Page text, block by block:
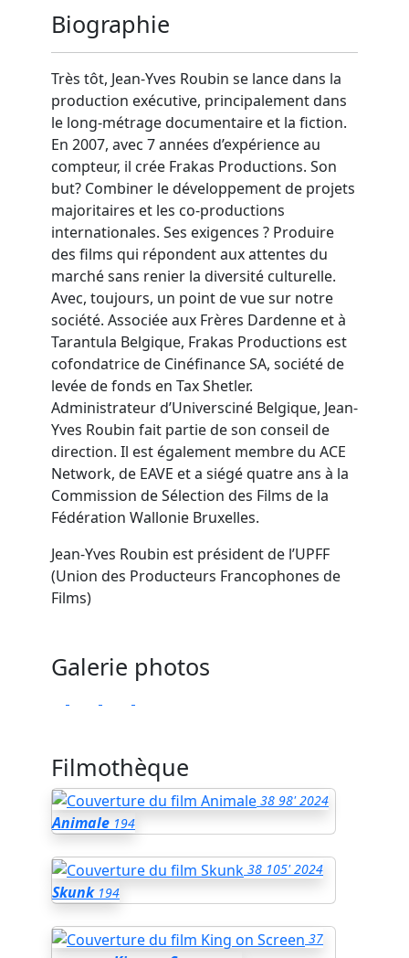
Biographie
Très tôt, Jean-Yves Roubin se lance dans la
production exécutive, principalement dans
le long-métrage documentaire et la fiction.
En 2007, avec 7 années d’expérience au
compteur, il crée Frakas Productions. Son
but? Combiner le développement de projets
majoritaires et les co-productions
internationales. Ses exigences ? Produire
des films qui répondent aux attentes du
marché sans renier la diversité culturelle.
Avec, toujours, un point de vue sur notre
société. Associée aux Frères Dardenne et à
Tarantula Belgique, Frakas Productions est
cofondatrice de Cinéfinance SA, société de
levée de fonds en Tax Shetler.
Administrateur d’Universciné Belgique, Jean-
Yves Roubin fait partie de son conseil de
direction. Il est également membre du ACE
Network, de EAVE et a siégé quatre ans à la
Commission de Sélection des Films de la
Fédération Wallonie Bruxelles.
Jean-Yves Roubin est président de l’UPFF
(Union des Producteurs Francophones de
Films)
Galerie photos
Filmothèque
38 98' 2024
Animale 194
38 105' 2024
Skunk 194
37